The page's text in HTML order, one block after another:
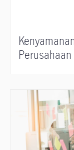
Perusahaan